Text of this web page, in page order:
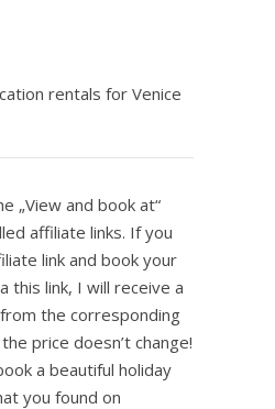
rentals for Venice
„View and book at“
affiliate links. If you
link and book your
this link, I will receive a
the corresponding
price doesn’t change!
a beautiful holiday
you found on